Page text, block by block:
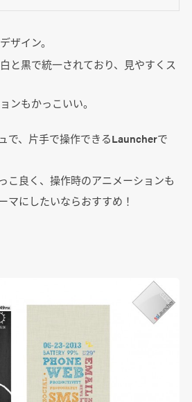
ザイン。
と黒で統一されており、見やすくス
ンもかっこいい。
で、片手で操作できるLauncherで
こ良く、操作時のアニメーションも
マにしたいならおすすめ！